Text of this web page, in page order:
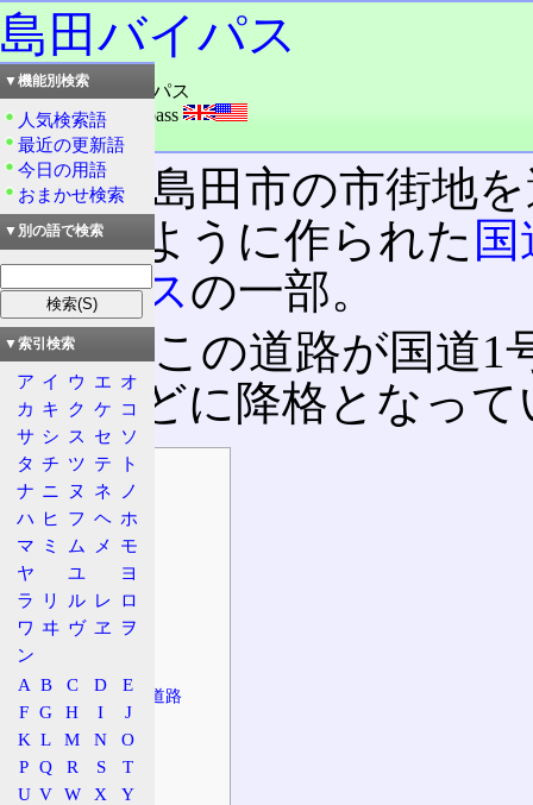
島田バイパス
読み：しまだバイパス
外語：Shimada bypass
品詞：固有名詞
静岡県島田市の市街地
回するように作られた
バイパスの一部。
現在はこの道路が国道1
県道などに降格となっ
目次
道路の情報
起点・終点
規制等
法定路線名
建設計画
接続する主な道路
道の駅
主な橋
▼機能別検索
人気検索語
最近の更新語
今日の用語
おまかせ検索
▼別の語で検索
▼索引検索
ア イ ウ エ オ
カ キ ク ケ コ
サ シ ス セ ソ
タ チ ツ テ
ト
ナ ニ ヌ ネ
ノ
ハ ヒ フ ヘ ホ
マ ミ ム メ
モ
ヤ
ユ
ヨ
ラ
リ ル レ ロ
ワ ヰ ヴ ヱ
ヲ
ン
A B C D
E
F G H I
J
K L M N
O
P Q R S
T
U V W X
Y